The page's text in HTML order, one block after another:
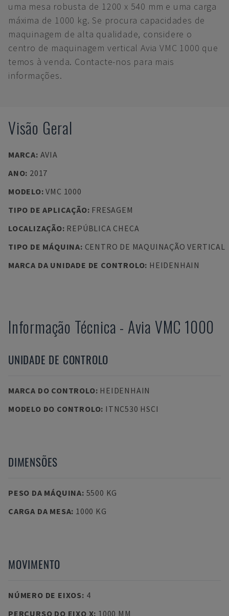
uma mesa robusta de 1200 x 540 mm e uma carga
máxima de 1000 kg. Se procura capacidades de
maquinagem de alta qualidade, considere o
centro de maquinagem vertical Avia VMC 1000 que
temos à venda. Contacte-nos para mais
informações.
Visão Geral
MARCA: AVIA
ANO: 2017
MODELO:VMC 1000
TIPO DE APLICAÇÃO: FRESAGEM
LOCALIZAÇÃO: REPÚBLICA CHECA
TIPO DE MÁQUINA: CENTRO DE MAQUINAÇÃO VERTICAL
MARCA DA UNIDADE DE CONTROLO: HEIDENHAIN
Informação Técnica - Avia VMC 1000
UNIDADE DE CONTROLO
MARCA DO CONTROLO: HEIDENHAIN
MODELO DO CONTROLO: ITNC530 HSCI
DIMENSÕES
PESO DA MÁQUINA: 5500 KG
CARGA DA MESA: 1000 KG
MOVIMENTO
NÚMERO DE EIXOS: 4
PERCURSO DO EIXO X: 1000 MM